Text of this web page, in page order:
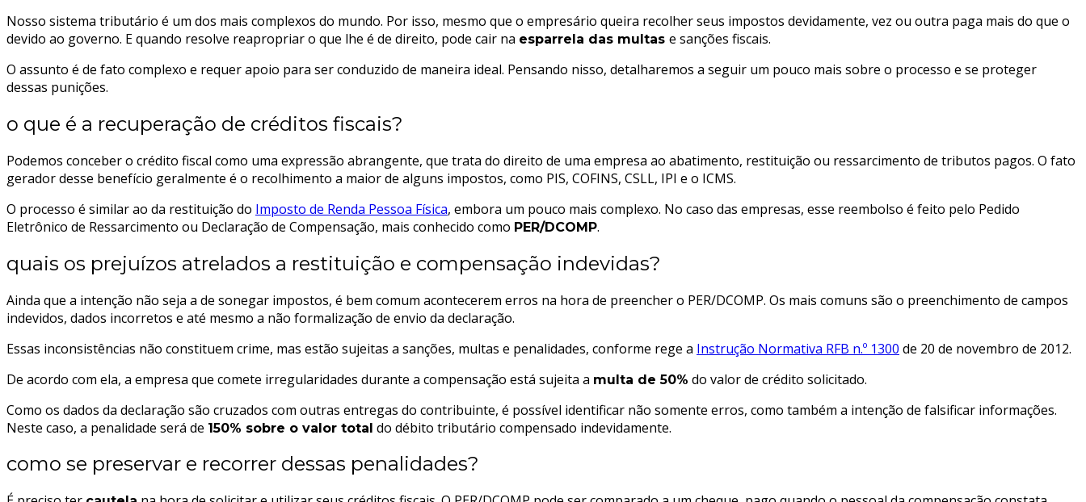
Nosso sistema tributário é um dos mais complexos do mundo. Por isso, mesmo que o empresário queira recolher seus impostos devidamente, vez ou outra paga mais do que o
devido ao governo. E quando resolve reapropriar o que lhe é de direito, pode cair na esparrela das multas e sanções fiscais.
O assunto é de fato complexo e requer apoio para ser conduzido de maneira ideal. Pensando nisso, detalharemos a seguir um pouco mais sobre o processo e se proteger
dessas punições.
o que é a recuperação de créditos fiscais?
Podemos conceber o crédito fiscal como uma expressão abrangente, que trata do direito de uma empresa ao abatimento, restituição ou ressarcimento de tributos pagos. O fato
gerador desse benefício geralmente é o recolhimento a maior de alguns impostos, como PIS, COFINS, CSLL, IPI e o ICMS.
O processo é similar ao da restituição do Imposto de Renda Pessoa Física, embora um pouco mais complexo. No caso das empresas, esse reembolso é feito pelo Pedido
Eletrônico de Ressarcimento ou Declaração de Compensação, mais conhecido como PER/DCOMP.
quais os prejuízos atrelados a restituição e compensação indevidas?
Ainda que a intenção não seja a de sonegar impostos, é bem comum acontecerem erros na hora de preencher o PER/DCOMP. Os mais comuns são o preenchimento de campos
indevidos, dados incorretos e até mesmo a não formalização de envio da declaração.
Essas inconsistências não constituem crime, mas estão sujeitas a sanções, multas e penalidades, conforme rege a Instrução Normativa RFB n.º 1300 de 20 de novembro de 2012.
De acordo com ela, a empresa que comete irregularidades durante a compensação está sujeita a multa de 50% do valor de crédito solicitado.
Como os dados da declaração são cruzados com outras entregas do contribuinte, é possível identificar não somente erros, como também a intenção de falsificar informações.
Neste caso, a penalidade será de 150% sobre o valor total do débito tributário compensado indevidamente.
como se preservar e recorrer dessas penalidades?